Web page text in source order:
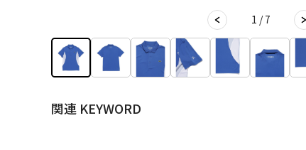
1 / 7
関連 KEYWORD